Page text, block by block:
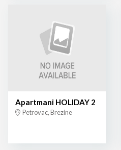
Apartmani HOLIDAY 2
Petrovac, Brezine